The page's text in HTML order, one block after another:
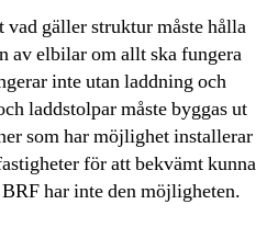
gäller struktur måste hålla
av elbilar om allt ska fungera
inte utan laddning och
laddstolpar måste byggas ut
som har möjlighet installerar
för att bekvämt kunna
har inte den möjligheten.